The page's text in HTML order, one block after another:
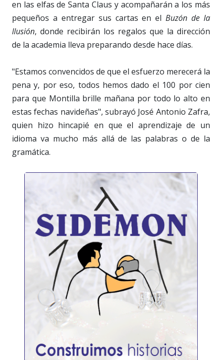
en las elfas de Santa Claus y acompañarán a los más
pequeños a entregar sus cartas en elBuzón de la
Ilusión, donde recibirán los regalos que la dirección
de la academia lleva preparando desde hace días.
"Estamos convencidos de que el esfuerzo merecerá la
pena y, por eso, todos hemos dado el 100 por cien
para que Montilla brille mañana por todo lo alto en
estas fechas navideñas", subrayó José Antonio Zafra,
quien hizo hincapié en que el aprendizaje de un
idioma va mucho más allá de las palabras o de la
gramática.